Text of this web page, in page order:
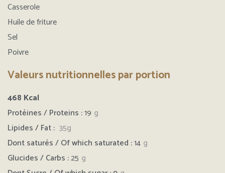
Casserole
Huile de friture
Sel
Poivre
Valeurs nutritionnelles par portion
468 Kcal
Protéines / Proteins :19 g
Lipides / Fat : 35g
Dont saturés / Of which saturated :14 g
Glucides / Carbs :25 g